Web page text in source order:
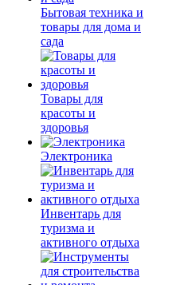
Бытовая техника и
товары для дома и
сада
Товары для
красоты и
здоровья
Электроника
Инвентарь для
туризма и
активного отдыха